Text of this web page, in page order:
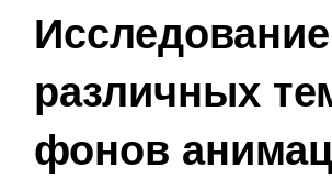
Исследование
различных
фонов